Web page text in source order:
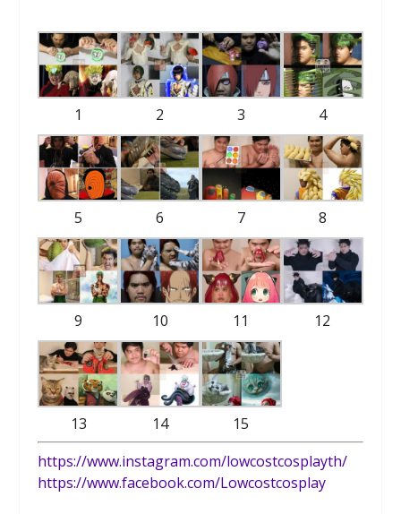
1 2 3 4
5 6 7 8
9 10 11 12
13 14
15
https://www.instagram.com/lowcostcosplayth/
https://www.facebook.com/Lowcostcosplay